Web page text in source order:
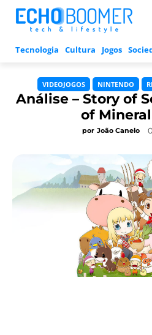
Tecnologia Cultura Jogos
VIDEOJOGOS NINTENDO
Análise – Story of
of
por João Canelo